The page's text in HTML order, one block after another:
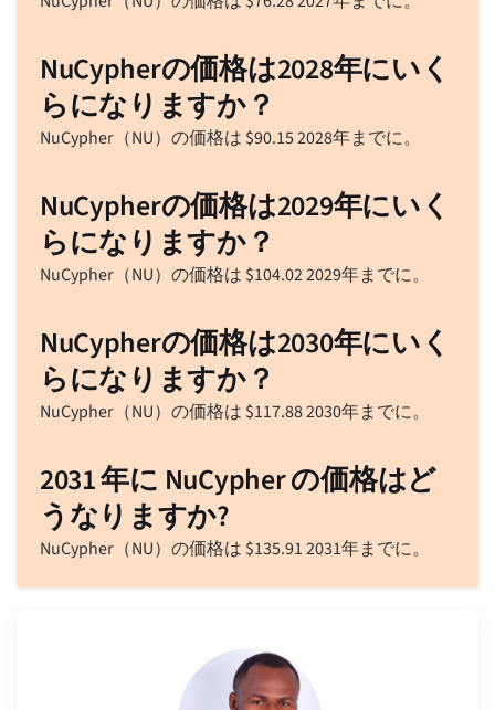
NuCypherの価格は2028年にいく
らになりますか？
NuCypher（NU）の価格は $90.152028年までに。
NuCypherの価格は2029年にいく
らになりますか？
NuCypher（NU）の価格は $104.022029年までに。
NuCypherの価格は2030年にいく
らになりますか？
NuCypher（NU）の価格は $117.882030年までに。
2031 年に NuCypher の価格はど
うなりますか?
NuCypher（NU）の価格は $135.912031年までに。